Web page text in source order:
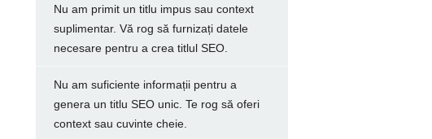
Nu am primit un titlu impus sau context
suplimentar. Vă rog să furnizați datele
necesare pentru a crea titlul SEO.
Nu am suficiente informații pentru a
genera un titlu SEO unic. Te rog să oferi
context sau cuvinte cheie.